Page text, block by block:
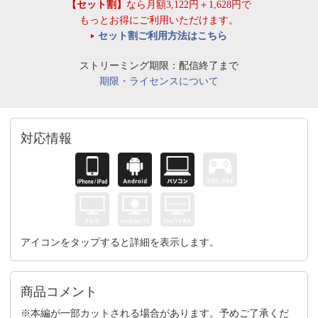
【セット割】 なら月額3,122円＋1,628円で
もっとお得にご利用いただけます。
セット割ご利用方法はこちら
ストリーミング期限：配信終了まで
期限・ライセンスについて
対応情報
アイコンをタップすると詳細を表示します。
商品コメント
※本編が一部カットされる場合があります。予めご了承くだ